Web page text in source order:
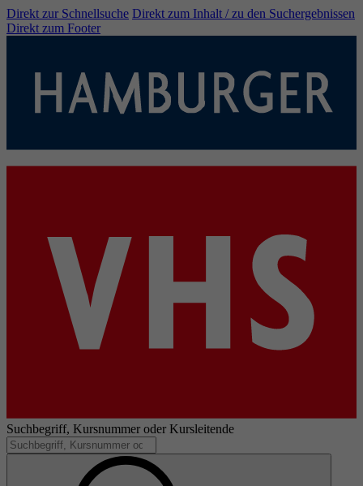
Direkt zur Schnellsuche Direkt zum Inhalt / zu den Suchergebnissen
Direkt zum Footer
Suchbegriff, Kursnummer oder Kursleitende